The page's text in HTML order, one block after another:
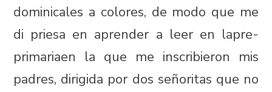
dominicales a colores, de modo que me
di priesa en aprender a leer en lapre-
primariaen la que me inscribieron mis
padres, dirigida por dos señoritas que no